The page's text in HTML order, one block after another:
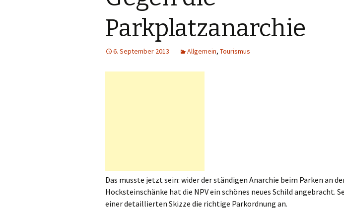
Parkplatzanarchie
6. September 2013 Allgemein, Tourismus
Das musste jetzt sein: wider der ständigen Anarchie beim Parken an
Hocksteinschänke hat die NPV ein schönes neues Schild angebracht.
einer detaillierten Skizze die richtige Parkordnung an.